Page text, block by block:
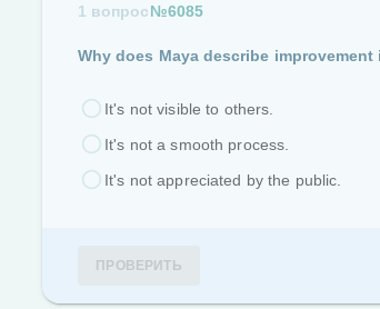
1 вопрос№6085
Why does Maya describe
It's not visible to others.
It's not a smooth process.
It's not appreciated by the public.
ПРОВЕРИТЬ